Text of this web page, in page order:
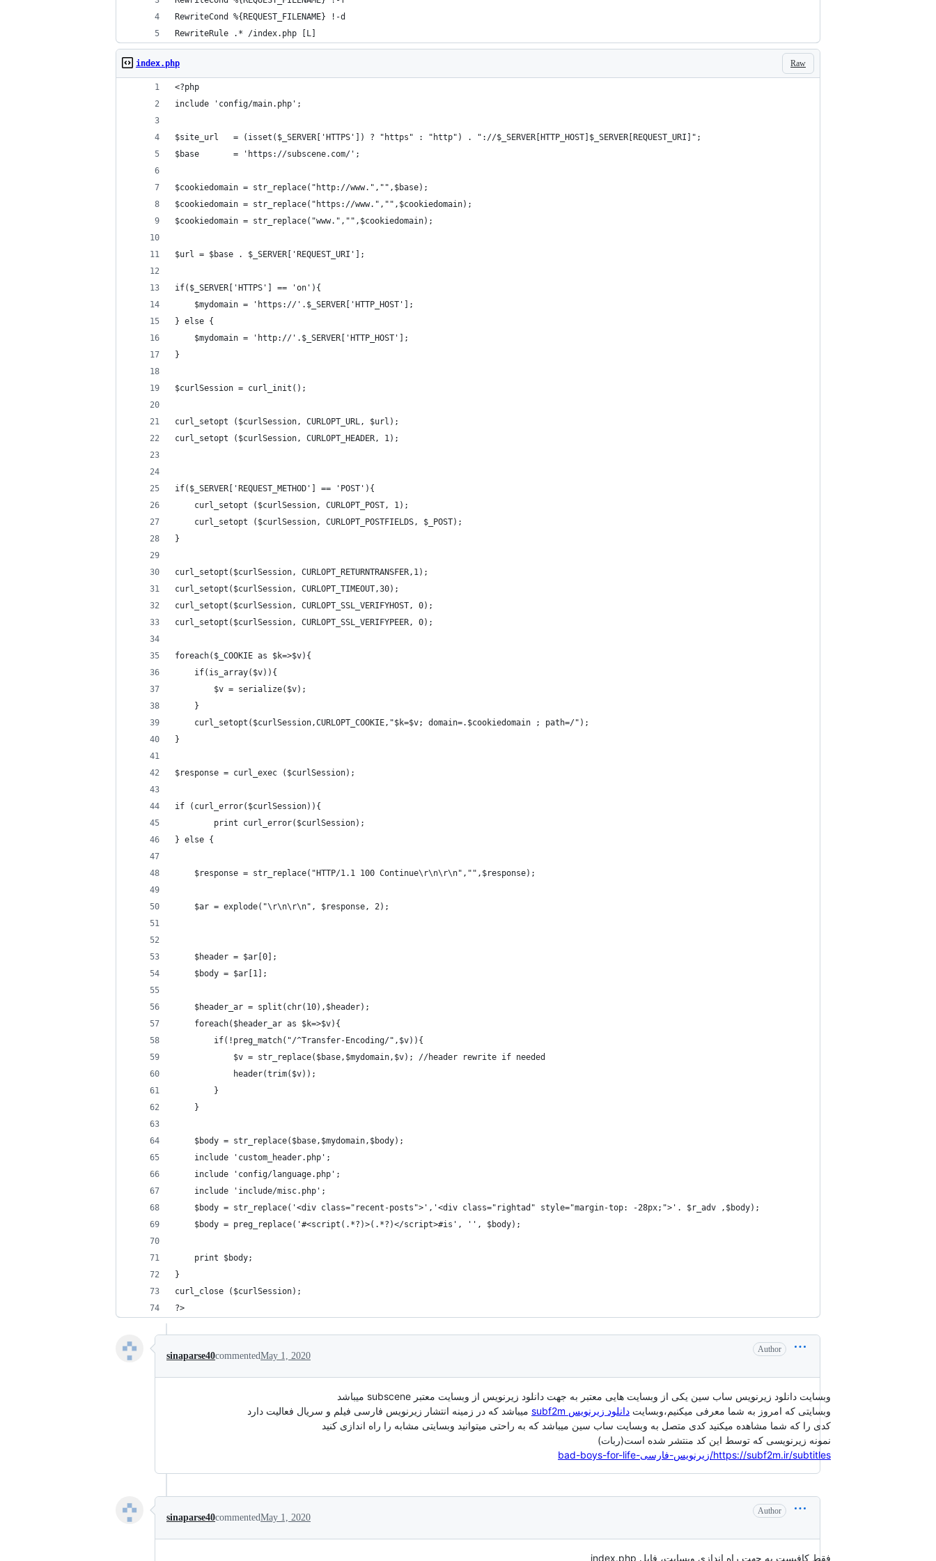
RewriteCond %{REQUEST_FILENAME} !-d
RewriteRule .* /index.php [L]
Raw
index.php
<?php
include 'config/main.php';
$site_url 	= (isset($_SERVER['HTTPS']) ? "https" : "http") . "://$_SERVER[HTTP_HOST]$_SERVER[REQUEST_URI]";
$base 		= 'https://subscene.com/';
$cookiedomain = str_replace("http://www.","",$base);
$cookiedomain = str_replace("https://www.","",$cookiedomain);
$cookiedomain = str_replace("www.","",$cookiedomain);
$url = $base . $_SERVER['REQUEST_URI'];
if($_SERVER['HTTPS'] == 'on'){
	$mydomain = 'https://'.$_SERVER['HTTP_HOST'];
} else {
	$mydomain = 'http://'.$_SERVER['HTTP_HOST'];
}
$curlSession = curl_init();
curl_setopt ($curlSession, CURLOPT_URL, $url);
curl_setopt ($curlSession, CURLOPT_HEADER, 1);
if($_SERVER['REQUEST_METHOD'] == 'POST'){
	curl_setopt ($curlSession, CURLOPT_POST, 1);
	curl_setopt ($curlSession, CURLOPT_POSTFIELDS, $_POST);
}
curl_setopt($curlSession, CURLOPT_RETURNTRANSFER,1);
curl_setopt($curlSession, CURLOPT_TIMEOUT,30);
curl_setopt($curlSession, CURLOPT_SSL_VERIFYHOST, 0);
curl_setopt($curlSession, CURLOPT_SSL_VERIFYPEER, 0);
foreach($_COOKIE as $k=>$v){
	if(is_array($v)){
		$v = serialize($v);
	}
	curl_setopt($curlSession,CURLOPT_COOKIE,"$k=$v; domain=.$cookiedomain ; path=/");
}
$response = curl_exec ($curlSession);
if (curl_error($curlSession)){
        print curl_error($curlSession);
} else {
	$response = str_replace("HTTP/1.1 100 Continue\r\n\r\n","",$response);
	$ar = explode("\r\n\r\n", $response, 2);
	$header = $ar[0];
	$body = $ar[1];
	$header_ar = split(chr(10),$header);
	foreach($header_ar as $k=>$v){
		if(!preg_match("/^Transfer-Encoding/",$v)){
			$v = str_replace($base,$mydomain,$v); //header rewrite if needed
			header(trim($v));
		}
	}
	$body = str_replace($base,$mydomain,$body);
	include 'custom_header.php';
	include 'config/language.php';
	include 'include/misc.php';
	$body = str_replace('<div class="recent-posts">','<div class="rightad" style="margin-top: -28px;">'. $r_adv ,$body);
	$body = preg_replace('#<script(.*?)>(.*?)</script>#is', '', $body);
	print $body;
}
curl_close ($curlSession);
?>
sinaparse40commentedMay 1, 2020
Author
وبسایت دانلود زیرنویس ساب سین یکی از وبسایت هایی معتبر به جهت دانلود زیرنویس از وبسایت معتبر subscene میباشد
وبسایتی که امروز به شما معرفی میکنیم،وبسایت دانلود زیرنویس subf2m
میباشد که در زمینه انتشار زیرنویس فارسی فیلم و سریال فعالیت دارد
کدی را که شما مشاهده میکنید کدی متصل به وبسایت ساب سین میباشد که به راحتی میتوانید وبسایتی مشابه را راه اندازی کنید
نمونه زیرنویسی که توسط این کد منتشر شده است(ربات)
https://subf2m.ir/subtitles/زیرنویس-فارسی-bad-boys-for-life
sinaparse40commentedMay 1, 2020
Author
فقط کافیست به جهت راه اندازی وبسایت، فایل index.php